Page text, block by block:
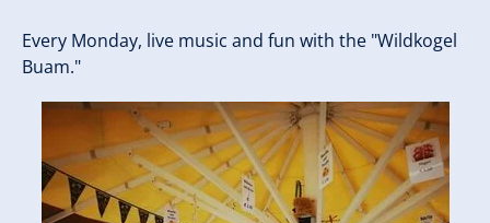
Every Monday, live music and fun with the "Wildkogel
Buam."